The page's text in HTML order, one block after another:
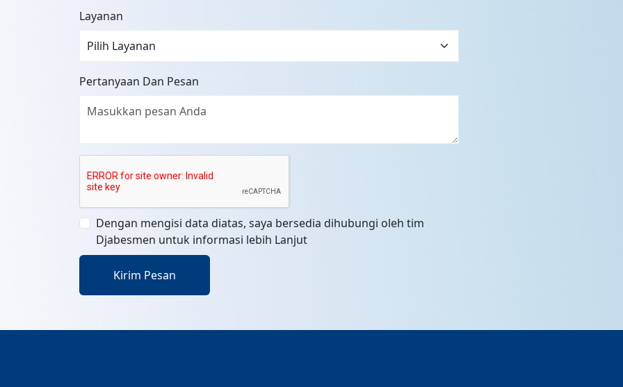
Layanan
Pertanyaan Dan Pesan
Dengan mengisi data diatas, saya bersedia dihubungi oleh tim
Djabesmen untuk informasi lebih Lanjut
Kirim Pesan